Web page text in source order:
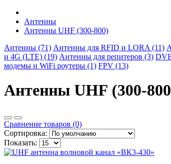
Антенны
Антенны UHF (300-800)
Антенны (71) Антенны для RFID и LORA (11)
и 4G (LTE) (19) Антенны для репитеров (3)
модемы и WiFi роутеры (1) FPV (13)
Антенны UHF (300-
Сравнение товаров (0)
Сортировка:
Показать: